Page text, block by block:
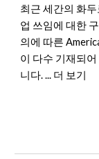
최근 세간의 화
업 쓰임에 대한
의에 따른
이 다수 기재되
니다. ... 더 보기